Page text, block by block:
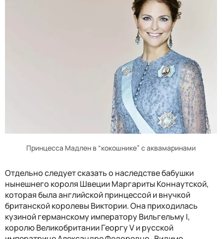
Принцесса Мадлен в “кокошнике” с аквамаринами
Отдельно следует сказать о наследстве бабушки
нынешнего короля Швеции Маргариты Коннаутской,
которая была английской принцессой и внучкой
британской королевы Виктории. Она приходилась
кузиной германскому императору Вильгельму I,
королю Великобритании Георгу V и русской